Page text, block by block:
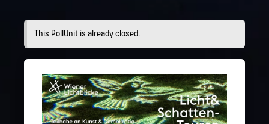
This PollUnit is already closed.